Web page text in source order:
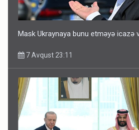
Mask Ukraynaya bunu etməyə icazə
7 Avqust 23:11